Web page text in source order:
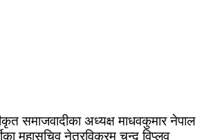
समाजवादीका अध्यक्ष माधवकुमार नेपाल
महासचिव नेत्रविक्रम चन्द विप्लव